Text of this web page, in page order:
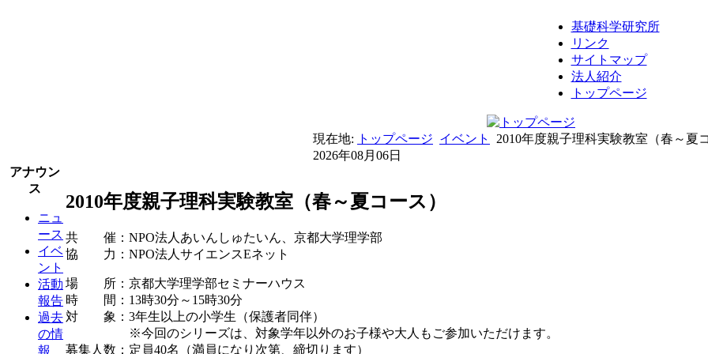
基礎科学研究所
リンク
サイトマップ
法人紹介
トップページ
現在地: トップページ イベント
2010年度親子理科実験教室（春～夏
2026年08月06日
アナウン
ス
ニュ
ース
イベ
ント
活動
報告
過去
の情
報
2010年度親子理科実験教室（春～夏コース）
共 催：NPO法人あいんしゅたいん、京都大学理学部
協 力：NPO法人サイエンスEネット
場 所：京都大学理学部セミナーハウス
時 間：13時30分～15時30分
対 象：3年生以上の小学生（保護者同伴）
※今回のシリーズは、対象学年以外のお子様や大人もご参加いただけます。
募集人数：定員40名（満員になり次第、締切ります）